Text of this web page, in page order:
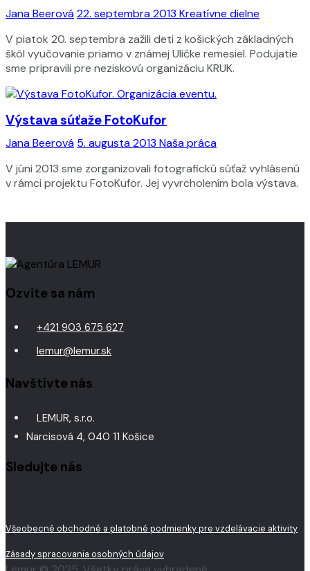
Jana Beerová22. septembra 2013 Kreatívne dielne
V piatok 20. septembra zažili deti z košických základných
škôl vyučovanie priamo v známej Uličke remesiel. Podujatie
sme pripravili pre neziskovú organizáciu KRUK.
Jana Beerová 5. augusta 2013 Naša práca
Výstava súťaže FotoKufor
V júni 2013 sme zorganizovali fotografickú súťaž vyhlásenú
v rámci projektu FotoKufor. Jej vyvrcholením bola výstava.
Ozvite sa nám
+421 903 675 627
lemur@lemur.sk
Navštívte nás
LEMUR, s.r.o.
Narcisová 4, 040 11 Košice
Sledujte nás
Všeobecné obchodné a platobné podmienky pre vzdelávacie aktivity
Zásady spracovania osobných údajov